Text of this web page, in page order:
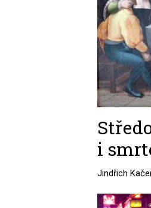
i
Jindřich
Image